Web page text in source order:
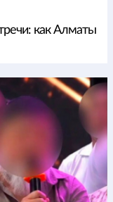
как Алматы